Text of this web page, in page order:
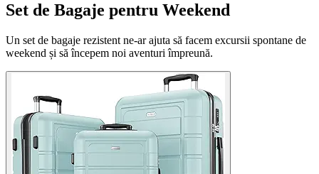
Set de Bagaje pentru Weekend
Un set de bagaje rezistent ne-ar ajuta să facem excursii spontane de
weekend și să începem noi aventuri împreună.